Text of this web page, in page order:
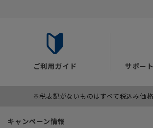
ご利用ガイド サポー
※税表記がないものはすべて税込み価
キャンペーン情報